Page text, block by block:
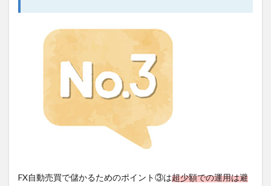
FX自動売買で儲かるためのポイント③は超少額での運用は避